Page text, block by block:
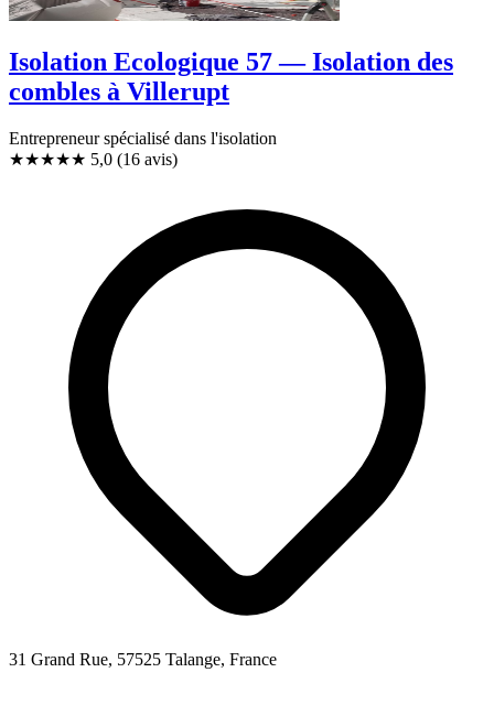
Isolation Ecologique 57 — Isolation des
combles à Villerupt
Entrepreneur spécialisé dans l'isolation
★★★★★ 5,0 (16 avis)
31 Grand Rue, 57525 Talange, France